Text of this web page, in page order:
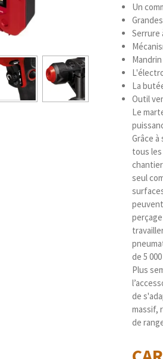
Un
Serrure
La
Outil
Le
Grâce
tous les
seul
de 5
Plus
de
massif,
de